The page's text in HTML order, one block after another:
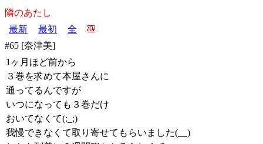
隣のあたし
最新
最初
全
#65 [奈津美]
1ヶ月ほど前から
３巻を求めて本屋さんに
通ってるんですが
いつになっても３巻だけ
おいてなくて(:_;)
我慢できなくて取り寄せてもらいました(__)